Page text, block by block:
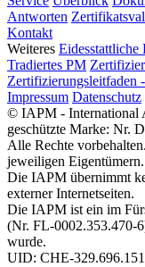
Antworten
Kontakt
Weiteres Eidesstattliche
Tradiertes PM
Zertifizierungsleitfaden
Impressum Datenschutz
© IAPM - International
geschützte Marke: Nr.
Alle Rechte
jeweiligen Eigentümern.
Die IAPM übernimmt
externer Internetseiten.
Die IAPM ist ein im
(Nr. FL-0002.353.470-
wurde.
UID: CHE-329.696.151